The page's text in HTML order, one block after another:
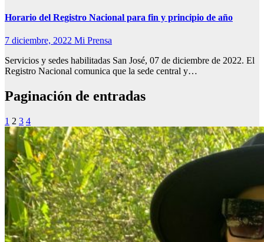
Horario del Registro Nacional para fin y principio de año
7 diciembre, 2022 Mi Prensa
Servicios y sedes habilitadas San José, 07 de diciembre de 2022. El
Registro Nacional comunica que la sede central y…
Paginación de entradas
1 2 3 4